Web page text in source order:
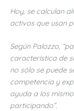
Hoy, se calculan
activos que usan
Según Palozzo,
característica de
no sólo se puede
competencia y
ayuda a los
participando”.